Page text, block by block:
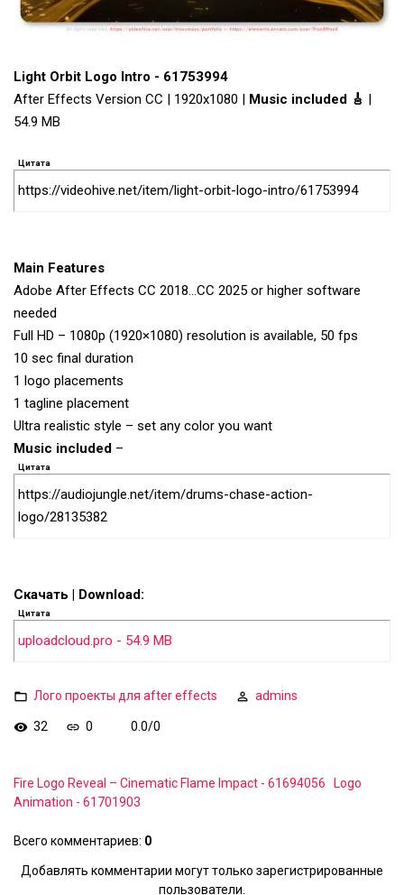
Light Orbit Logo Intro - 61753994
After Effects Version CC | 1920x1080 | Music included 🎸 |
54.9 MB
Цитата
https://videohive.net/item/light-orbit-logo-intro/61753994
Main Features
Adobe After Effects CC 2018…CC 2025 or higher software
needed
Full HD – 1080p (1920×1080) resolution is available, 50 fps
10 sec final duration
1 logo placements
1 tagline placement
Ultra realistic style – set any color you want
Music included –
Цитата
https://audiojungle.net/item/drums-chase-action-
logo/28135382
Скачать | Download:
Цитата
uploadcloud.pro - 54.9 MB
Лого проекты для after effects admins
32 0 0.0/0
Fire Logo Reveal – Cinematic Flame Impact - 61694056
Logo
Animation - 61701903
Всего комментариев: 0
Добавлять комментарии могут только зарегистрированные
пользователи.